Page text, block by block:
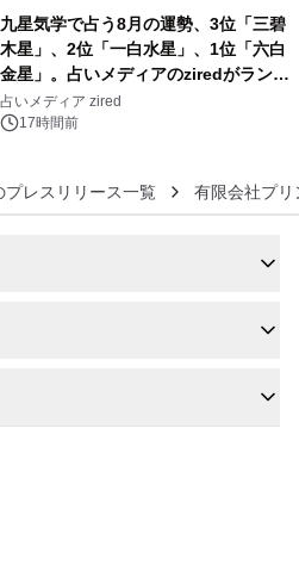
九星気学で占う8月の運勢、3位「三碧
木星」、2位「一白水星」、1位「六白
金星」。占いメディアのziredがランキ
ングを発表
占いメディア zired
17時間前
プレスリリース一覧 有限会社プリ